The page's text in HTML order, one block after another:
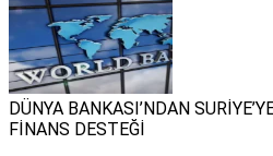
DÜNYA BANKASI’NDAN
FİNANS DESTEĞİ